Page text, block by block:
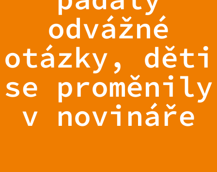
odvážné
otázky, děti
se proměnily
v novináře